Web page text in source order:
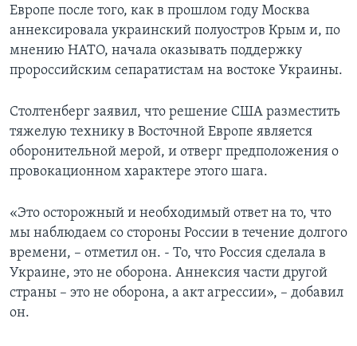
Европе после того, как в прошлом году Москва
аннексировала украинский полуостров Крым и, по
мнению НАТО, начала оказывать поддержку
пророссийским сепаратистам на востоке Украины.
Столтенберг заявил, что решение США разместить
тяжелую технику в Восточной Европе является
оборонительной мерой, и отверг предположения о
провокационном характере этого шага.
«Это осторожный и необходимый ответ на то, что
мы наблюдаем со стороны России в течение долгого
времени, – отметил он. - То, что Россия сделала в
Украине, это не оборона. Аннексия части другой
страны – это не оборона, а акт агрессии», – добавил
он.